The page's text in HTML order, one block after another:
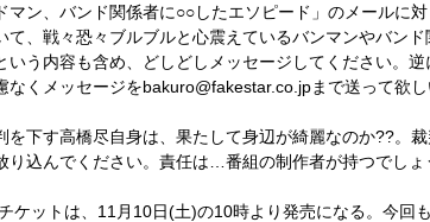
マン、バンド関係者に○○したエソピード」のメールに
て、戦々恐々ブルブルと心震えているバンマンやバン
いう内容も含め、どしどしメッセージしてください。
なくメッセージをbakuro@fakestar.co.jpまで送って欲し
を下す高橋尽自身は、果たして身辺が綺麗なのか??。
り込んでください。責任は…番組の制作者が持つでしょ
ケットは、11月10日(土)の10時より発売になる。今回